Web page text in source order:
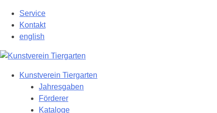
Hauptinhalt
springen
Service
Kontakt
english
Kunstverein Tiergarten
Jahresgaben
Förderer
Kataloge